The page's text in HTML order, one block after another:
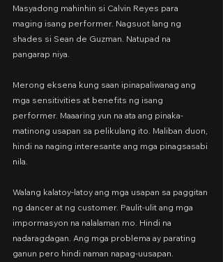
Masyadong mahinhin si Calvin Reyes para
maging isang performer. Nagsuot lang ng
shades si Sean de Guzman. Natupad na
pangarap niya.
Merong eksena kung saan ipinapaliwanag ang
mga sensitivities at benefits ng isang
performer. Maaaring yun na ata ang pinaka-
matinong usapan sa pelikulang ito. Maliban duon,
hindi na naging interesante ang mga pinagsasabi
nila.
Walang kalatoy-latoy ang mga usapan sa paggitan
ng dancer at ng customer. Paulit-ulit ang mga
impormasyon na nalalaman mo. Hindi na
nadaragdagan. Ang mga problema ay parating
ganun pero hindi naman napag-uusapan.